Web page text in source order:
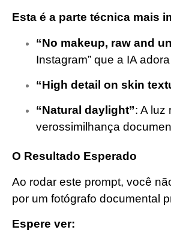
Esta é a parte técnica mais
“No makeup, raw and
Instagram” que a IA
“High detail on skin
“Natural daylight”: A luz
verossimilhança
O Resultado Esperado
Ao rodar este prompt, você
por um fotógrafo documental
Espere ver: